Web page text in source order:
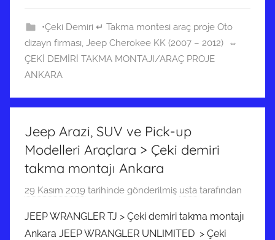
•Çeki Demiri ↵ Takma montesi araç proje Oto
dizayn firması, Jeep Cherokee KK (2007 – 2012) ⇔
ÇEKİ DEMİRİ TAKMA MONTAJI/ARAÇ PROJE
ANKARA
Jeep Arazi, SUV ve Pick-up
Modelleri Araçlara > Çeki demiri
takma montajı Ankara
29 Kasım 2019 tarihinde gönderilmiş usta tarafından
JEEP WRANGLER TJ > Çeki demiri takma montajı
Ankara JEEP WRANGLER UNLIMITED > Çeki